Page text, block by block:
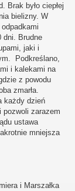
Brak było ciepłej
bielizny. W
dni. Brudne
jaki i
Podkreślano,
i kalekami na
z powodu
zmarła.
każdy dzień
pozwoli zarazem
ustawa
mniejsza
i Marszałka